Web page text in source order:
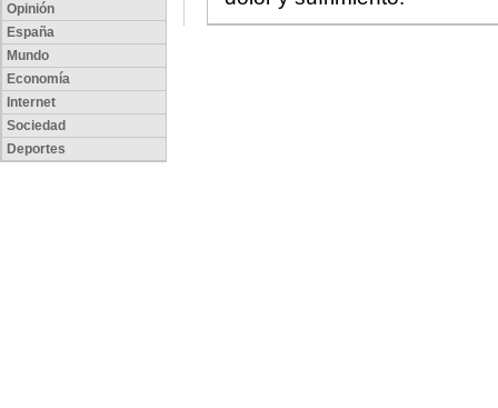
Opinión
España
Mundo
Economía
Internet
Sociedad
Deportes